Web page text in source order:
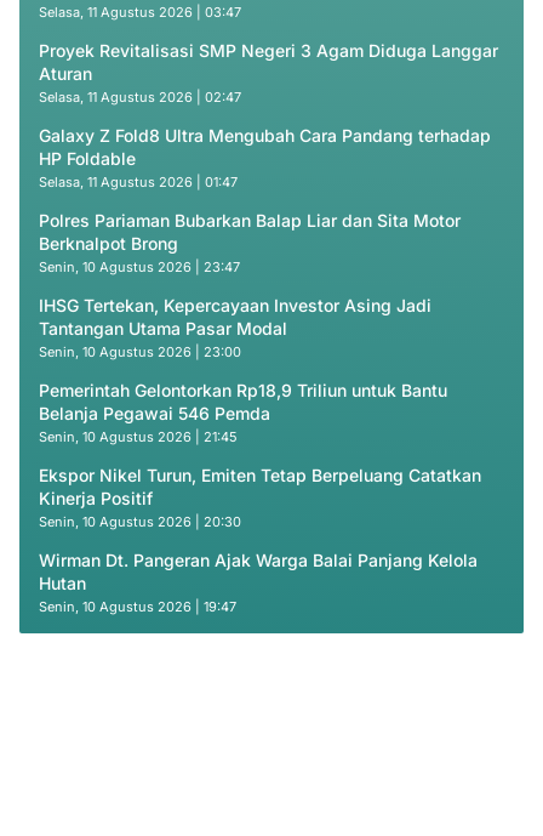
Selasa, 11 Agustus 2026 | 03:47
Proyek Revitalisasi SMP Negeri 3 Agam Diduga Langgar
Aturan
Selasa, 11 Agustus 2026 | 02:47
Galaxy Z Fold8 Ultra Mengubah Cara Pandang terhadap
HP Foldable
Selasa, 11 Agustus 2026 | 01:47
Polres Pariaman Bubarkan Balap Liar dan Sita Motor
Berknalpot Brong
Senin, 10 Agustus 2026 | 23:47
IHSG Tertekan, Kepercayaan Investor Asing Jadi
Tantangan Utama Pasar Modal
Senin, 10 Agustus 2026 | 23:00
Pemerintah Gelontorkan Rp18,9 Triliun untuk Bantu
Belanja Pegawai 546 Pemda
Senin, 10 Agustus 2026 | 21:45
Ekspor Nikel Turun, Emiten Tetap Berpeluang Catatkan
Kinerja Positif
Senin, 10 Agustus 2026 | 20:30
Wirman Dt. Pangeran Ajak Warga Balai Panjang Kelola
Hutan
Senin, 10 Agustus 2026 | 19:47